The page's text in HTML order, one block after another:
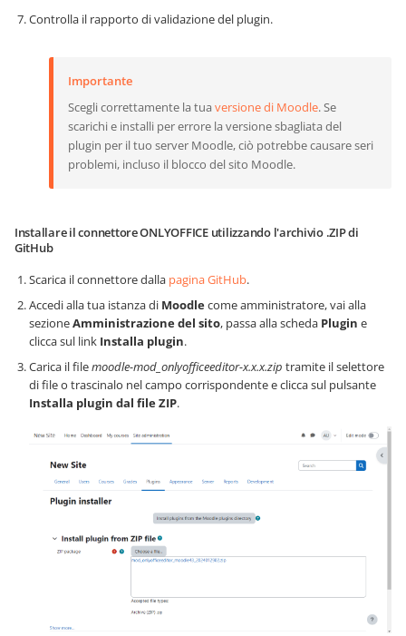
Controlla il rapporto di validazione del plugin.
Importante
Scegli correttamente la tua versione di Moodle. Se
scarichi e installi per errore la versione sbagliata del
plugin per il tuo server Moodle, ciò potrebbe causare seri
problemi, incluso il blocco del sito Moodle.
Installare il connettore ONLYOFFICE utilizzando l'archivio .ZIP di
GitHub
Scarica il connettore dalla pagina GitHub.
Accedi alla tua istanza di Moodlecome amministratore, vai alla
sezioneAmministrazione del sito, passa alla scheda Plugin e
clicca sul link Installa plugin.
Carica il filemoodle-mod_onlyofficeeditor-x.x.x.zip tramite il selettore
di file o trascinalo nel campo corrispondente e clicca sul pulsante
Installa plugin dal file ZIP.